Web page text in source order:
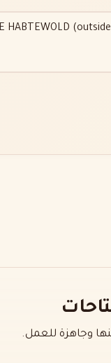
وجاهزة للعمل.